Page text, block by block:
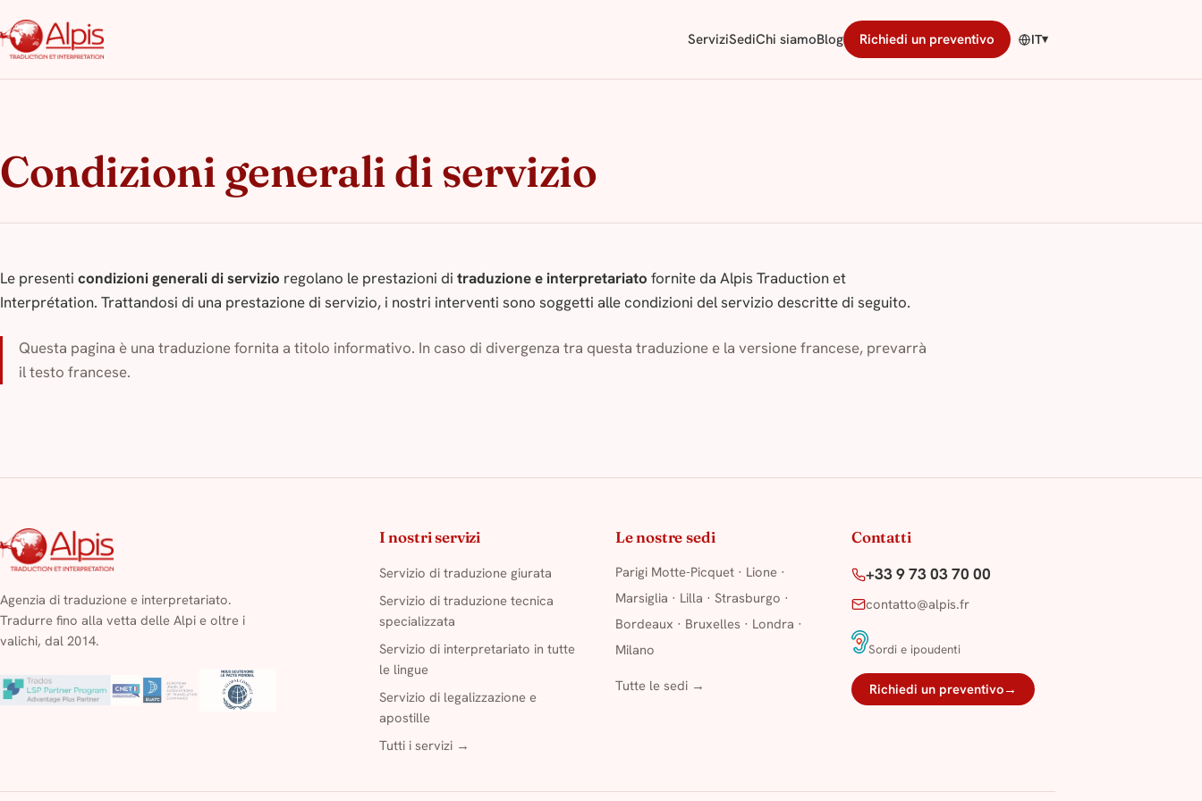
ServiziSediChi siamoBlog Richiedi un preventivo IT▾
Condizioni generali di servizio
Le presenti condizioni generali di servizio regolano le prestazioni di traduzione e interpretariato fornite da Alpis Traduction et
Interprétation. Trattandosi di una prestazione di servizio, i nostri interventi sono soggetti alle condizioni del servizio descritte di seguito.
Questa pagina è una traduzione fornita a titolo informativo. In caso di divergenza tra questa traduzione e la versione francese, prevarrà
il testo francese.
Agenzia di traduzione e interpretariato.
Tradurre fino alla vetta delle Alpi e oltre i
valichi, dal 2014.
I nostri servizi
Servizio di traduzione giurata
Servizio di traduzione tecnica
specializzata
Servizio di interpretariato in tutte
le lingue
Servizio di legalizzazione e
apostille
Tutti i servizi →
Le nostre sedi
Parigi Motte-Picquet· Lione·
Marsiglia · Lilla · Strasburgo ·
Bordeaux · Bruxelles · Londra ·
Milano
Tutte le sedi →
Contatti
+33 9 73 03 70 00
contatto@alpis.fr
Sordi e ipoudenti
Richiedi un preventivo→